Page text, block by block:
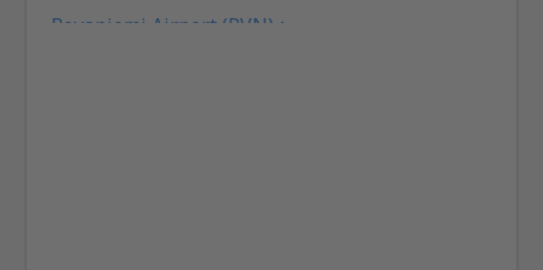
Rovaniemi Airport (RVN)